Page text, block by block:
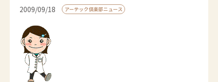
2009/09/18 アーテック倶楽部ニュース